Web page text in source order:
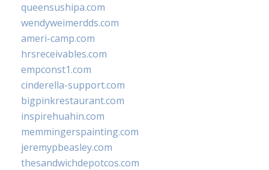
queensushipa.com
wendyweimerdds.com
ameri-camp.com
hrsreceivables.com
empconst1.com
cinderella-support.com
bigpinkrestaurant.com
inspirehuahin.com
memmingerspainting.com
jeremypbeasley.com
thesandwichdepotcos.com